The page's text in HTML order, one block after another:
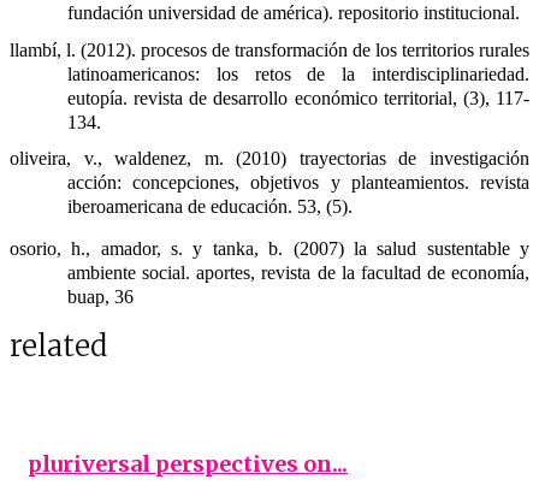
fundación universidad de américa). repositorio institucional.
llambí, l. (2012). procesos de transformación de los territorios rurales
latinoamericanos: los retos de la interdisciplinariedad.
eutopía. revista de desarrollo económico territorial, (3), 117-
134.
oliveira, v., waldenez, m. (2010) trayectorias de investigación
acción: concepciones, objetivos y planteamientos. revista
iberoamericana de educación. 53, (5).
osorio, h., amador, s. y tanka, b. (2007) la salud sustentable y
ambiente social. aportes, revista de la facultad de economía,
buap, 36
related
pluriversal perspectives on...